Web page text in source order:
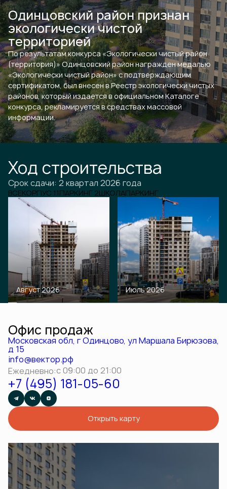
Одинцовский район признан
экологически чистой
территорией
По результатам конкурса «Экологически чистый район
(территория)» Одинцовский район награжден медалью
«Экологически чистый район» с подтверждающим
сертификатом, был внесен в Реестр экологически чистых
районов, который издается в официальном Каталоге
конкурса, рекламируется в средствах массовой
информации.
Ход строительства
Срок сдачи: 2 квартал 2026 года
ВСЕКОРПУС 11ПАРКИНГ 2ШКОЛАПАРКИНГ
Август 2026 Июль 2026
Офис продаж
Московская обл, г Одинцово, ул Маршала Бирюзова,
д 15
info@вектор.рф
Ежедневно:с 09:00 до 21:00
+7 (495) 181-05-60
Открыть карту